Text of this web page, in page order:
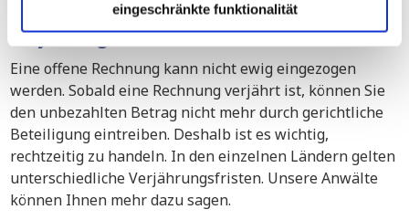
eingeschränkte funktionalität
Verjährungsfrist in Finnland
Eine offene Rechnung kann nicht ewig eingezogen
werden. Sobald eine Rechnung verjährt ist, können Sie
den unbezahlten Betrag nicht mehr durch gerichtliche
Beteiligung eintreiben. Deshalb ist es wichtig,
rechtzeitig zu handeln. In den einzelnen Ländern gelten
unterschiedliche Verjährungsfristen. Unsere Anwälte
können Ihnen mehr dazu sagen.